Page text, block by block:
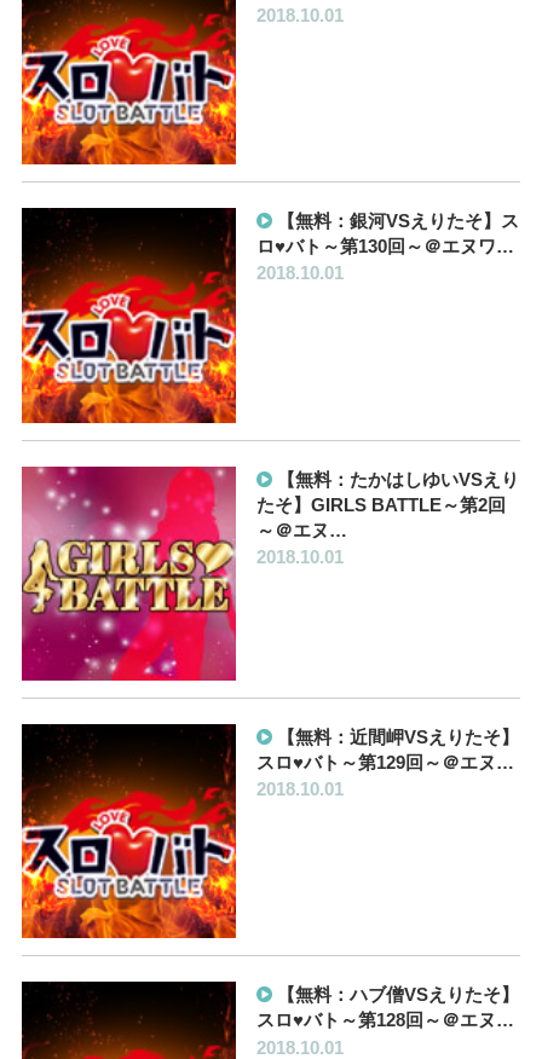
2018.10.01
【無料：銀河VSえりたそ】ス
ロ♥バト～第130回～＠エヌワ…
2018.10.01
【無料：たかはしゆいVSえり
たそ】GIRLS BATTLE～第2回
～＠エヌ…
2018.10.01
【無料：近間岬VSえりたそ】
スロ♥バト～第129回～＠エヌ…
2018.10.01
【無料：ハブ僧VSえりたそ】
スロ♥バト～第128回～＠エヌ…
2018.10.01